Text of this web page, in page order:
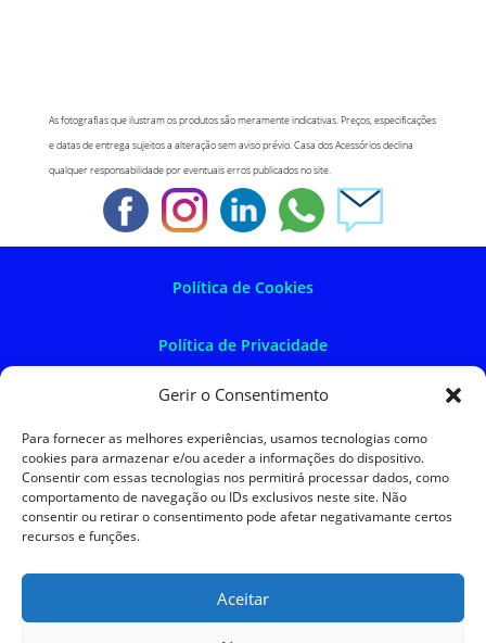
Gerir o Consentimento
Para fornecer as melhores experiências, usamos tecnologias como
cookies para armazenar e/ou aceder a informações do dispositivo.
Consentir com essas tecnologias nos permitirá processar dados, como
comportamento de navegação ou IDs exclusivos neste site. Não
consentir ou retirar o consentimento pode afetar negativamante certos
recursos e funções.
Aceitar
As fotografias que ilustram os produtos são meramente indicativas. Preços, especificações
e datas de entrega sujeitos a alteração sem aviso prévio. Casa dos Acessórios declina
qualquer responsabilidade por eventuais erros publicados no site.
Política de Cookies
Política de Privacidade
Política de Devoluções
Termos e Condições
Resolução de Litígios
SKySIGMA